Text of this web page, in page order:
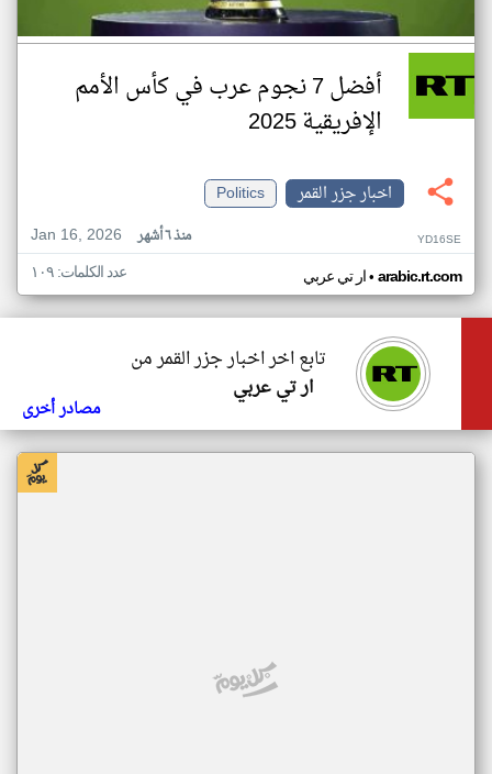
أفضل 7 نجوم عرب في كأس الأمم
الإفريقية 2025
اخبار جزر القمر
Politics
Jan 16, 2026
منذ ٦ أشهر YD16SE
ار تي عربي• arabic.rt.com عدد الكلمات: ١٠٩
تابع اخر اخبار جزر القمر من
ار تي عربي
مصادر أخرى